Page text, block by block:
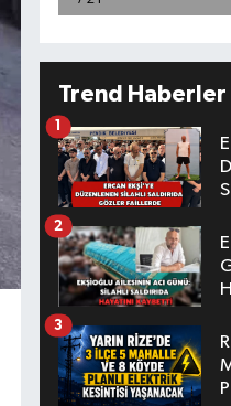
Trend Haberler
1
2
3